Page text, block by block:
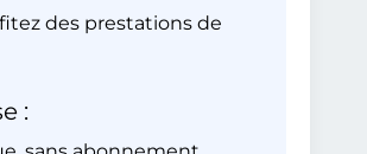
des prestations de
: